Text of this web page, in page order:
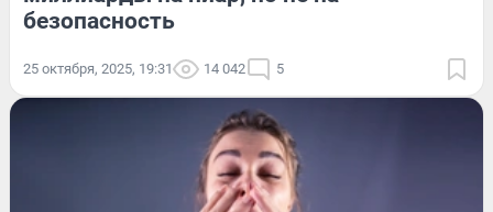
безопасность
25 октября, 2025, 19:31 14 042 5